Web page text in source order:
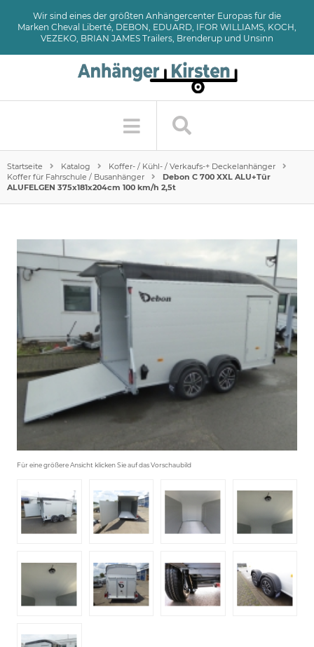
Wir sind eines der größten Anhängercenter Europas für die
Marken Cheval Liberté, DEBON, EDUARD, IFOR WILLIAMS, KOCH,
VEZEKO, BRIAN JAMES Trailers, Brenderup und Unsinn
Startseite Katalog
Koffer- / Kühl- / Verkaufs-+ Deckelanhänger
Koffer für Fahrschule / Busanhänger
Debon C 700 XXL ALU+Tür
ALUFELGEN 375x181x204cm 100 km/h 2,5t
Für eine größere Ansicht klicken Sie auf das Vorschaubild